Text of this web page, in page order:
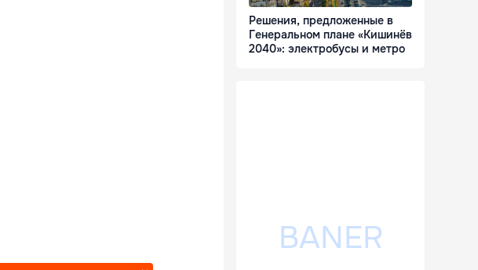
Решения, предложенные в
Генеральном плане «Кишинёв
2040»: электробусы и метро